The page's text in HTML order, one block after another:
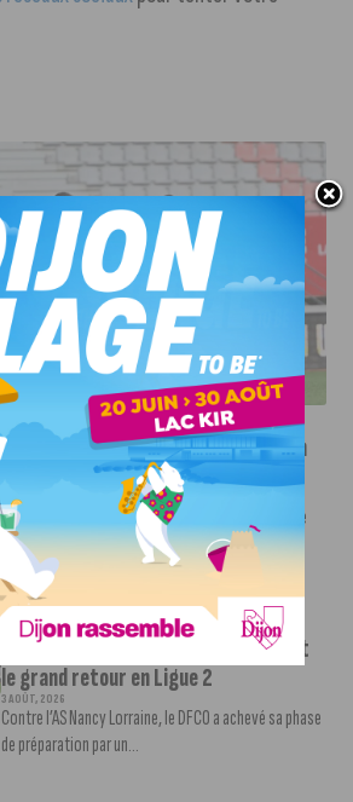
SEREINE AVANT LE GRAND
2
INFOS SPORT
Faire le tour de la Côte-d’Or à vélo en
trois jours : le défi de Victor Bosoni
5 AOÛT, 2026
Le challenge que s’apprête à relever l’ultra-cycliste
Victor Bosoni est simple : parcourir 571...
INFOS,SPORT
DFCO : une préparation sereine avant
le grand retour en Ligue 2
3 AOÛT, 2026
Contre l’AS Nancy Lorraine, le DFCO a achevé sa phase
de préparation par un...